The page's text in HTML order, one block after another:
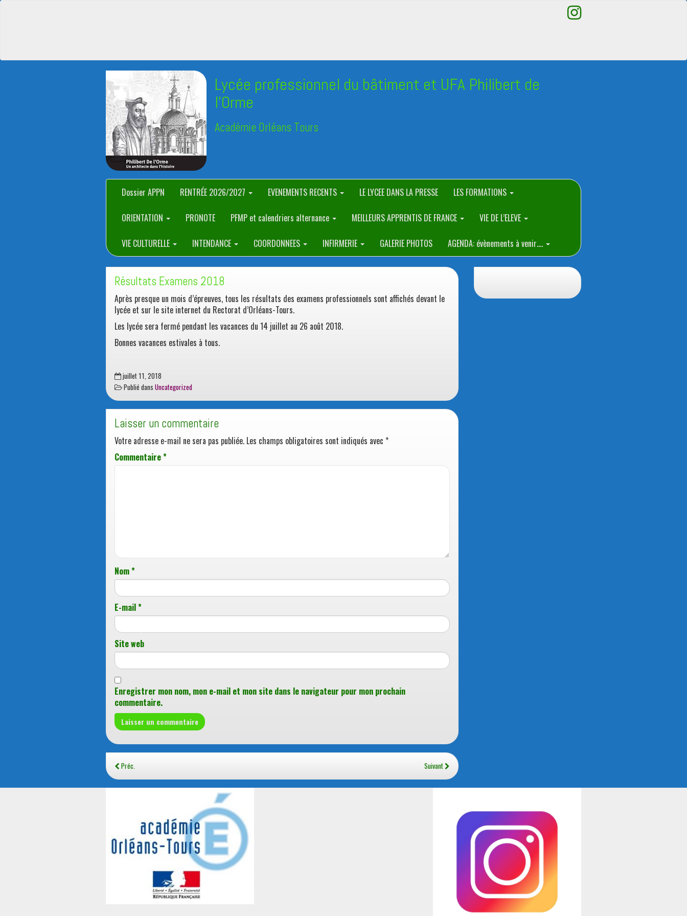
Lycée professionnel du bâtiment et UFA Philibert de
l'Orme
Académie Orléans Tours
Dossier APPN RENTRÉE 2026/2027 EVENEMENTS RECENTS LE LYCEE DANS LA PRESSE LES FORMATIONS
ORIENTATION PRONOTE PFMP et calendriers alternance MEILLEURS APPRENTIS DE FRANCE VIE DE L’ELEVE
VIE CULTURELLE INTENDANCE COORDONNEES INFIRMERIE GALERIE PHOTOS AGENDA: évènements à venir….
Résultats Examens 2018
Après presque un mois d’épreuves, tous les résultats des examens professionnels sont affichés devant le
lycée et sur le site internet du Rectorat d’Orléans-Tours.
Les lycée sera fermé pendant les vacances du 14 juillet au 26 août 2018.
Bonnes vacances estivales à tous.
juillet 11, 2018
Publié dans Uncategorized
Laisser un commentaire
Votre adresse e-mail ne sera pas publiée. Les champs obligatoires sont indiqués avec *
Commentaire*
Nom*
E-mail*
Site web
Enregistrer mon nom, mon e-mail et mon site dans le navigateur pour mon prochain
commentaire.
Préc. Suivant